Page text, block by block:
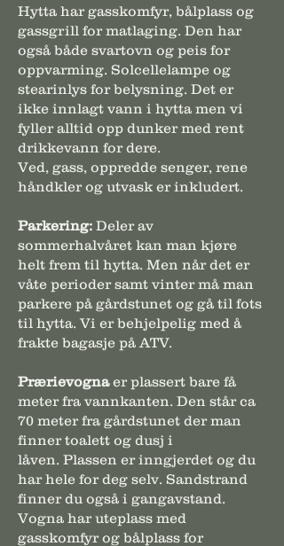
Hytta har gasskomfyr, bålplass og
gassgrill for matlaging. Den har
også både svartovn og peis for
oppvarming. Solcellelampe og
stearinlys for belysning. Det er
ikke innlagt vann i hytta men vi
fyller alltid opp dunker med rent
drikkevann for dere.
Ved, gass, oppredde senger, rene
håndkler og utvask er inkludert.
Parkering: Deler av
sommerhalvåret kan man kjøre
helt frem til hytta. Men når det er
våte perioder samt vinter må man
parkere på gårdstunet og gå til fots
til hytta. Vi er behjelpelig med å
frakte bagasje på ATV.
Prærievognaer plassert bare få
meter fra vannkanten. Den står ca
70 meter fra gårdstunet der man
finner toalett og dusj i
låven. Plassen er inngjerdet og du
har hele for deg selv. Sandstrand
finner du også i gangavstand.
Vogna har uteplass med
gasskomfyr og bålplass for